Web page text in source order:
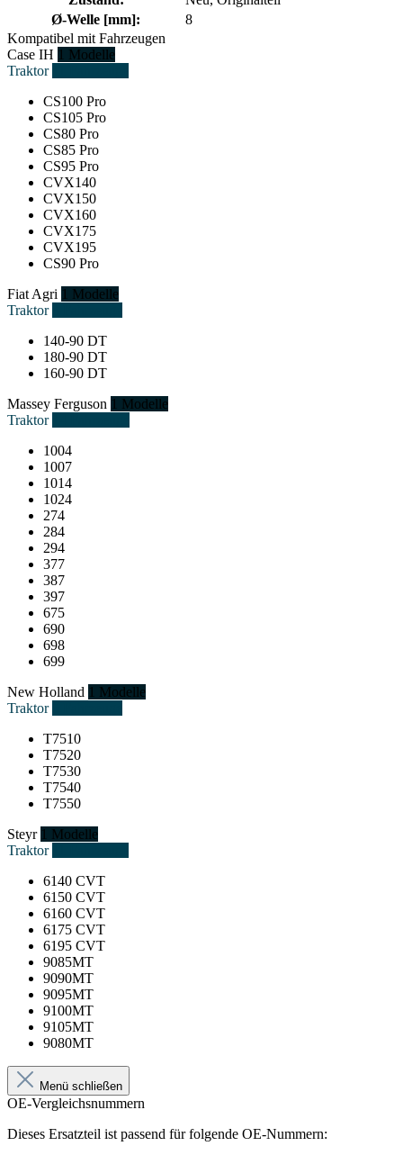
Ø-Welle [mm]:
8
Kompatibel mit Fahrzeugen
Case IH 1 Modelle
Traktor
CS100 Pro
CS105 Pro
CS80 Pro
CS85 Pro
CS95 Pro
CVX140
CVX150
CVX160
CVX175
CVX195
CS90 Pro
Fiat Agri 1 Modelle
Traktor
140-90 DT
180-90 DT
160-90 DT
Massey Ferguson 1 Modelle
Traktor
1004
1007
1014
1024
274
284
294
377
387
397
675
690
698
699
New Holland 1 Modelle
Traktor
T7510
T7520
T7530
T7540
T7550
Steyr 1 Modelle
Traktor
6140 CVT
6150 CVT
6160 CVT
6175 CVT
6195 CVT
9085MT
9090MT
9095MT
9100MT
9105MT
9080MT
Menü schließen
OE-Vergleichsnummern
Dieses Ersatzteil ist passend für folgende OE-Nummern: